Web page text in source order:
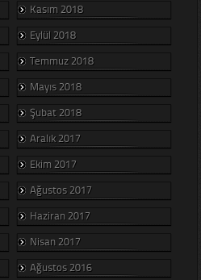
Kasım 2018
Eylül 2018
Temmuz 2018
Mayıs 2018
Şubat 2018
Aralık 2017
Ekim 2017
Ağustos 2017
Haziran 2017
Nisan 2017
Ağustos 2016